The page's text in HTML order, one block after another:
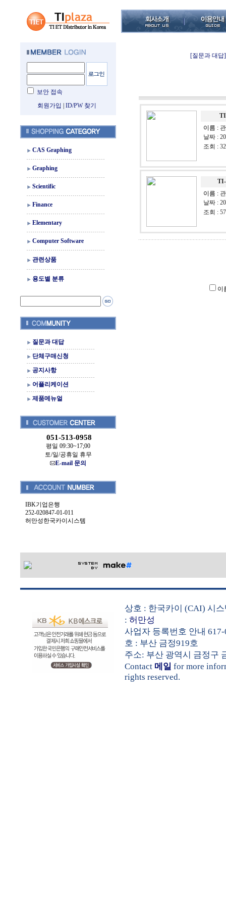
보안 접속
회원가입
ID/PW 찾기
CAS Graphing
Graphing
Scientific
Finance
Elementary
Computer Software
관련상품
용도별 분류
질문과 대답
단체구매신청
공지사항
어플리케이션
제품메뉴얼
051-513-0958
평일 09:30~17;00
토/일/공휴일 휴무
E-mail 문의
IBK기업은행
252-020847-01-011
허만성한국카이시스템
[질문과 대답]
이름 :
날짜 :
조회 :
이름 :
날짜 :
조회 :
이
상호 : 한국카이 (CAI) 시
: 허만성
사업자 등록번호 안내
호 : 부산 금정919호
주소: 부산 광역시 금정구
Contact 메일 for more
rights reserved.